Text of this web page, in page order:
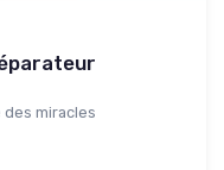
miracles